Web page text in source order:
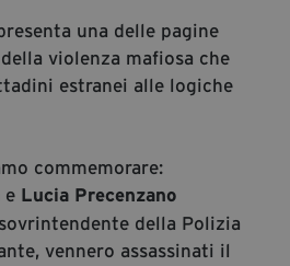
una delle pagine
violenza mafiosa che
estranei alle logiche
commemorare:
e Lucia Precenzano
della Polizia
vennero assassinati il